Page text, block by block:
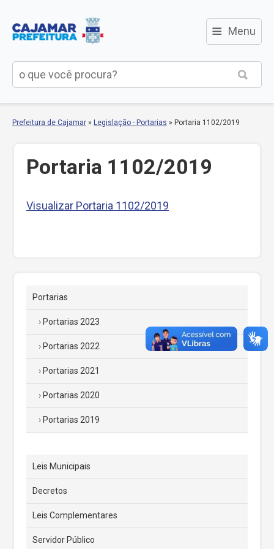
≡ Menu
Prefeitura de Cajamar » Legislação - Portarias » Portaria 1102/2019
Portaria 1102/2019
Visualizar Portaria 1102/2019
Portarias
Portarias 2023
Portarias 2022
Portarias 2021
Portarias 2020
Portarias 2019
Leis Municipais
Decretos
Leis Complementares
Servidor Público